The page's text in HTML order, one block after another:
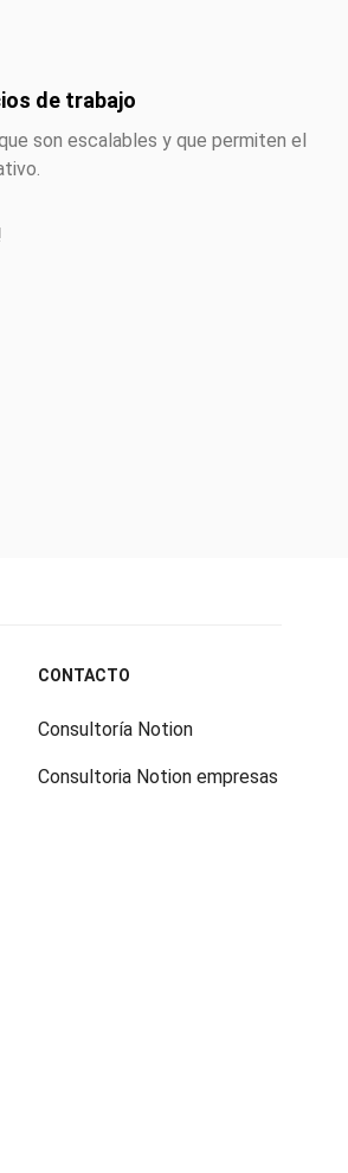
de trabajo
son escalables y que permiten el
CONTACTO
Consultoría Notion
Consultoria Notion empresas